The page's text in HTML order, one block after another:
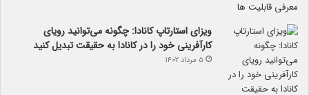
ویزای استارتاپ کانادا: چگونه می‌توانید رویای
کارآفرینی خود را در کانادا به حقیقت تبدیل کنید
۵ مرداد ۱۴۰۲